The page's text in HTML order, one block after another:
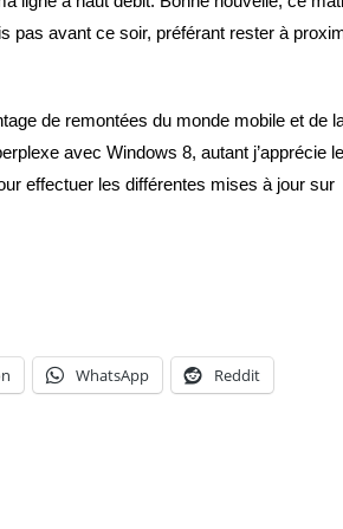
pas avant ce soir, préférant rester à
de remontées du monde mobile et de
avec Windows 8, autant j’apprécie
effectuer les différentes mises à jour sur
WhatsApp Reddit